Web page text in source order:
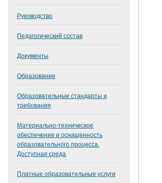
Руководство
Педагогический состав
Документы
Образование
Образовательные стандарты и
требования
Материально-техническое
обеспечение и оснащенность
образовательного процесса.
Доступная среда
Платные образовательные услуги